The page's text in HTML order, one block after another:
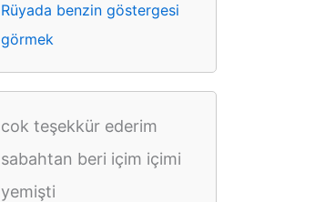
Rüyada benzin göstergesi
görmek
cok teşekkür ederim
sabahtan beri içim içimi
yemişti